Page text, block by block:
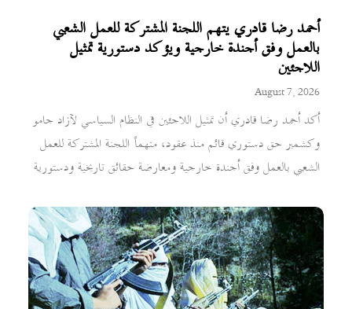
أحمد رضا قادري يتهم اللجنة المشتركة للعمل الشعبي
بالعمل وفق أجندة خارجية ويؤكد دستورية تمثيل
اللاجئين
August 7, 2026
أكد أحمد رضا قادري أن تمثيل اللاجئين في النظام السياسي لآزاد جامو
وكشمير حق دستوري قائم منذ عقود، متهماً اللجنة المشتركة للعمل
الشعبي بالعمل وفق أجندة خارجية ومعارضة حقائق تاريخية ودستورية